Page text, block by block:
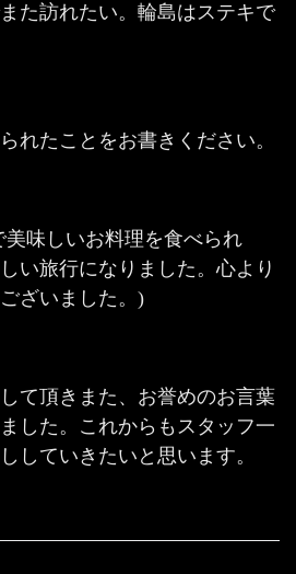
た訪れたい。輪島はステキで
れたことをお書きください。
味しいお料理を食べられ
い旅行になりました。心より
ざいました。)
て頂きまた、お誉めのお言葉
した。これからもスタッフ一
していきたいと思います。